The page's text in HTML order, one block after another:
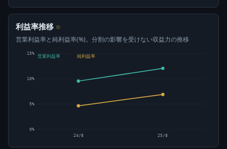
利益率推移 ⊙
営業利益率と純利益率(%)。分割の影響を受けない収益力の推移
0%
5%
10%
15%
営業利益率 純利益率
24/8 25/8